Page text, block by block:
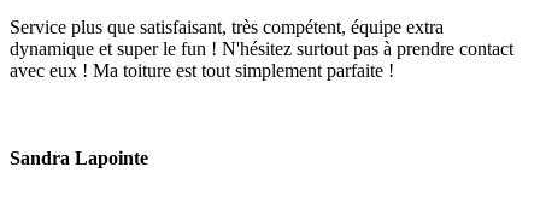
Service plus que satisfaisant, très compétent, équipe extra
dynamique et super le fun ! N'hésitez surtout pas à prendre contact
avec eux ! Ma toiture est tout simplement parfaite !
Sandra Lapointe